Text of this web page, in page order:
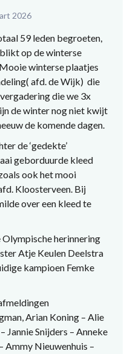
2026
59 leden begroeten,
op de winterse
winterse plaatjes
afd. de Wijk) die
die we 3x
de winter nog niet kwijt
de komende dagen.
de ‘gedekte’
geborduurde kleed
ook het mooi
Kloosterveen. Bij
over een kleed te
herinnering
Atje Keulen Deelstra
kampioen Femke
Arian Koning – Alie
Jannie Snijders – Anneke
Ammy Nieuwenhuis –